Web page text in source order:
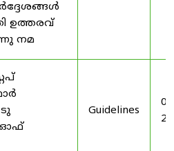
ഉത്തരവ്
നമ
ഓഫ്
Guidelines